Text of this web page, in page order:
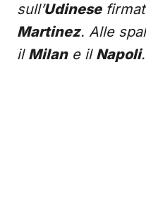
sull’Udinese
Martinez. Alle
il Milane il Napoli.